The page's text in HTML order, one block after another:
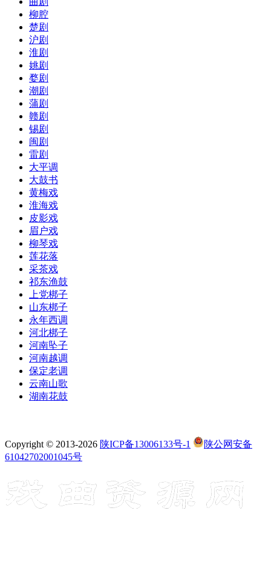
柳腔
楚剧
沪剧
淮剧
姚剧
婺剧
潮剧
蒲剧
赣剧
锡剧
闽剧
雷剧
大平调
大鼓书
黄梅戏
淮海戏
皮影戏
眉户戏
柳琴戏
莲花落
采茶戏
祁东渔鼓
上党梆子
山东梆子
永年西调
河北梆子
河南坠子
河南越调
保定老调
云南山歌
湖南花鼓
Copyright © 2013-2026 陕ICP备13006133号-1
陕公网安备
61042702001045号